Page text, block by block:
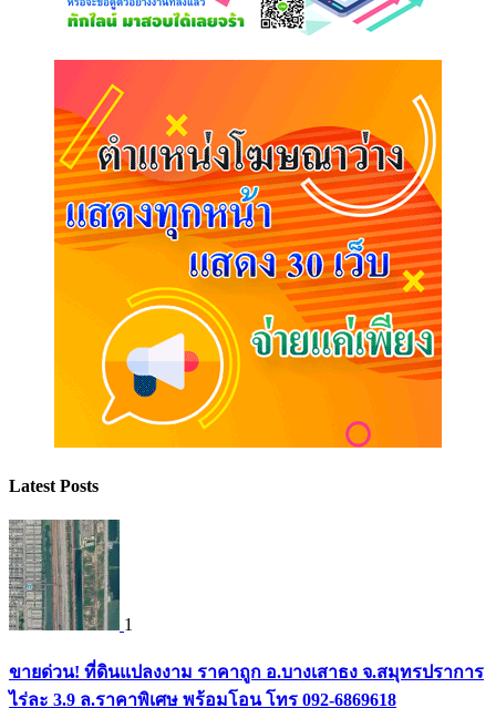
Latest Posts
1
ขายด่วน! ที่ดินแปลงงาม ราคาถูก อ.บางเสาธง จ.สมุทรปราการ
ไร่ละ 3.9 ล.ราคาพิเศษ พร้อมโอน โทร 092-6869618